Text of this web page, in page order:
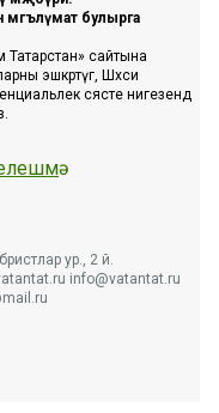
мәгълүмат булырга
сайтына
эшкәртүгә, Шәхси
сәясәте нигезендә
ур., 2 й.
info@vatantat.ru